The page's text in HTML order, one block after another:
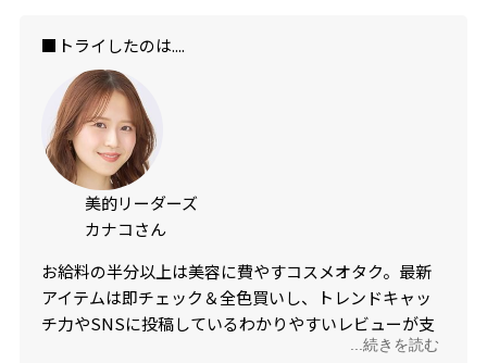
■トライしたのは....
美的リーダーズ
カナコさん
お給料の半分以上は美容に費やすコスメオタク。最新
アイテムは即チェック＆全色買いし、トレンドキャッ
チ力やSNSに投稿しているわかりやすいレビューが支
持を集める。最近では企業のSNSのディレクションも
...続きを読む